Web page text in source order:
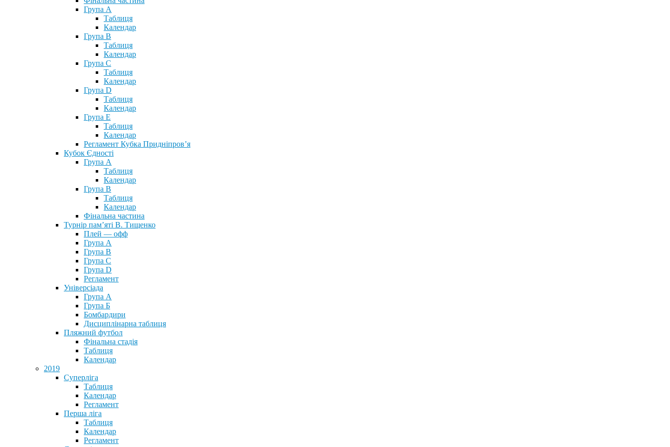
Група А
Таблиця
Календар
Група В
Таблиця
Календар
Група С
Таблиця
Календар
Група D
Таблиця
Календар
Група Е
Таблиця
Календар
Регламент Кубка Придніпров’я
Кубок Єдності
Група А
Таблиця
Календар
Група В
Таблиця
Календар
Фінальна частина
Турнір пам’яті В. Тищенко
Плей — офф
Група А
Група B
Група С
Група D
Регламент
Універсіада
Група А
Група Б
Бомбардири
Дисциплінарна таблиця
Пляжний футбол
Фінальна стадія
Таблиця
Календар
2019
Суперліга
Таблиця
Календар
Регламент
Перша ліга
Таблиця
Календар
Регламент